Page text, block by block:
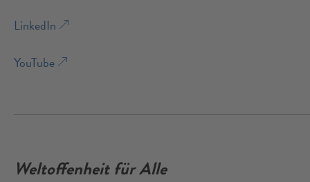
LinkedIn
YouTube
Weltoffenheit für Alle